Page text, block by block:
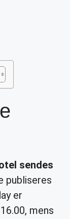
sendes
publiseres
er
mens